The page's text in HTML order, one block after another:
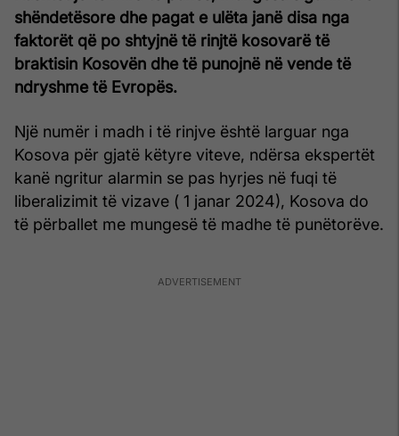
shëndetësore dhe pagat e ulëta janë disa nga
faktorët që po shtyjnë të rinjtë kosovarë të
braktisin Kosovën dhe të punojnë në vende të
ndryshme të Evropës.
Një numër i madh i të rinjve është larguar nga
Kosova për gjatë këtyre viteve, ndërsa ekspertët
kanë ngritur alarmin se pas hyrjes në fuqi të
liberalizimit të vizave ( 1 janar 2024), Kosova do
të përballet me mungesë të madhe të punëtorëve.